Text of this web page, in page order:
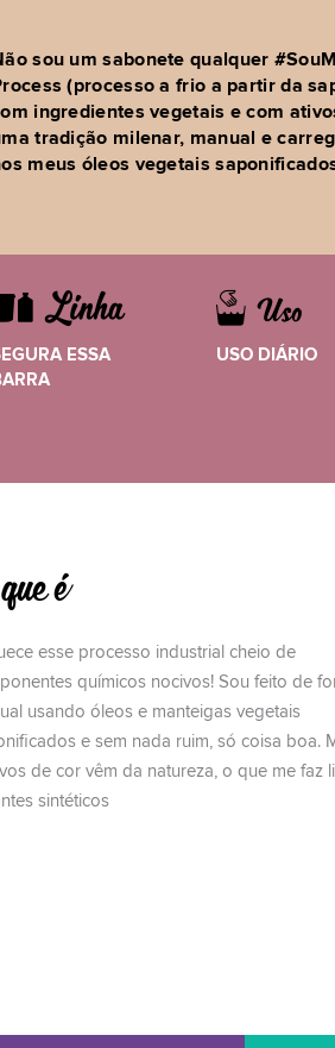
sou um sabonete qualquer
(processo a frio a partir da
ingredientes vegetais e com
tradição milenar, manual e
meus óleos vegetais
ESSA
USO DIÁRIO
é
esse processo industrial cheio de
químicos nocivos! Sou feito de
usando óleos e manteigas vegetais
e sem nada ruim, só coisa boa.
de cor vêm da natureza, o que me faz
sintéticos